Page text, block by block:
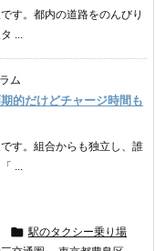
す。都内の道路をのんびり
...
ム
的だけどチャージ時間も
す。組合からも独立し、誰
...
 駅のタクシー乗り場